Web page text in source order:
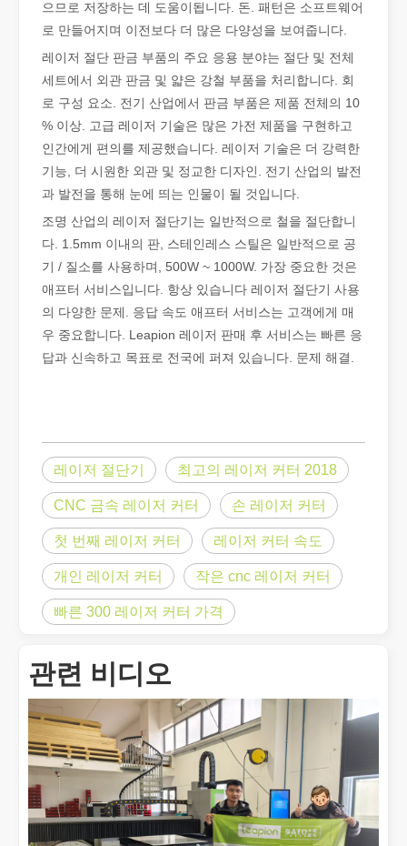
튜브 레이저 절단이란 무엇입니까?
튜브 레이저 절단은 빠르게 발전하는 제조 산업의 핵심 기술입니
작업 파트너를 선택하는 방법: 레이저 절단기
금속 시트의 레이저 절단은 널리 사용되는 절단 방법입니다. 정확
으므로 저장하는 데 도움이됩니다. 돈. 패턴은 소프트웨어
로 만들어지며 이전보다 더 많은 다양성을 보여줍니다.
레이저 절단 판금 부품의 주요 응용 분야는 절단 및 전체
세트에서 외관 판금 및 얇은 강철 부품을 처리합니다. 회
로 구성 요소. 전기 산업에서 판금 부품은 제품 전체의 10
% 이상. 고급 레이저 기술은 많은 가전 제품을 구현하고
인간에게 편의를 제공했습니다. 레이저 기술은 더 강력한
기능, 더 시원한 외관 및 정교한 디자인. 전기 산업의 발전
과 발전을 통해 눈에 띄는 인물이 될 것입니다.
조명 산업의 레이저 절단기는 일반적으로 철을 절단합니
다. 1.5mm 이내의 판, 스테인레스 스틸은 일반적으로 공
기 / 질소를 사용하며, 500W ~ 1000W. 가장 중요한 것은
애프터 서비스입니다. 항상 있습니다 레이저 절단기 사용
의 다양한 문제. 응답 속도 애프터 서비스는 고객에게 매
우 중요합니다. Leapion 레이저 판매 후 서비스는 빠른 응
답과 신속하고 목표로 전국에 퍼져 있습니다. 문제 해결.
레이저 절단기 최고의 레이저 커터 2018
CNC 금속 레이저 커터 손 레이저 커터
첫 번째 레이저 커터 레이저 커터 속도
개인 레이저 커터 작은 cnc 레이저 커터
빠른 300 레이저 커터 가격
관련 비디오